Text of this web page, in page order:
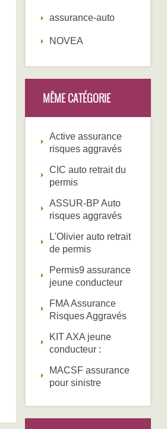
assurance-auto
NOVEA
MÊME CATÉGORIE
Active assurance
risques aggravés
CIC auto retrait du
permis
ASSUR-BP Auto
risques aggravés
L'Olivier auto retrait
de permis
Permis9 assurance
jeune conducteur
FMA Assurance
Risques Aggravés
KIT AXA jeune
conducteur :
MACSF assurance
pour sinistre